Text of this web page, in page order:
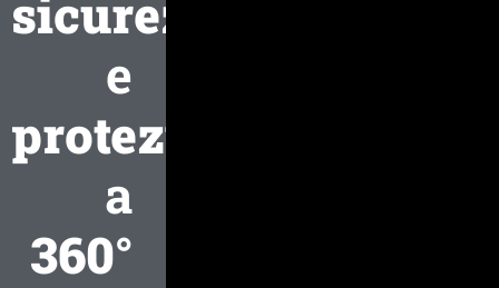
sicurezza
e
protezione
a
360°